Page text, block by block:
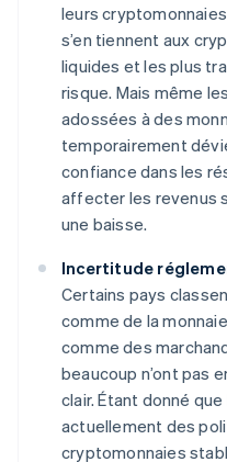
leurs
s’en tiennent aux
liquides et les plus
risque. Mais même
adossées à des
temporairement
confiance dans les
affecter les revenus
une baisse.
Incertitude
Certains pays
comme de la
comme des
beaucoup n’ont pas
clair. Étant donné
actuellement des
cryptomonnaies